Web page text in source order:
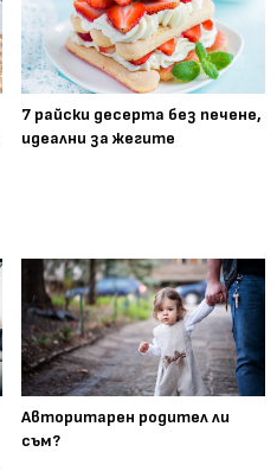
7 райски десерта без печене,
идеални за жегите
Авторитарен родител ли
съм?